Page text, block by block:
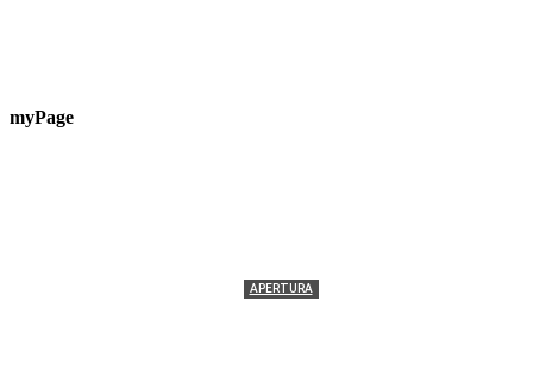
myPage
APERTURA